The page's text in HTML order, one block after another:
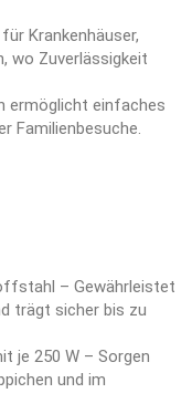
Krankenhäuser,
wo Zuverlässigkeit
ermöglicht einfaches
Familienbesuche.
– Gewährleistet
trägt sicher bis zu
je 250 W – Sorgen
und im